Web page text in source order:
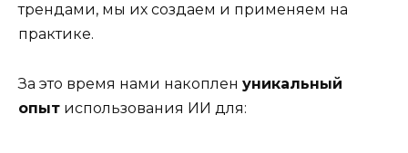
трендами, мы их создаем и применяем на
практике.
За это время нами накоплен уникальный
опыт использования ИИ для: